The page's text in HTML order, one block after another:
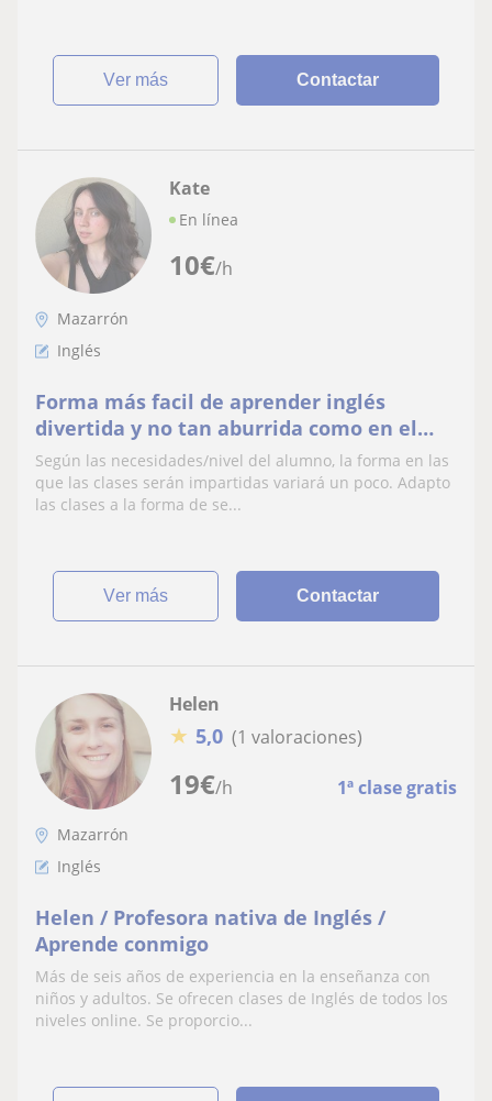
ver más Contactar
10€/h
Kate
En línea
Mazarrón
Inglés
Forma más facil de aprender inglés
divertida y no tan aburrida como en el
cole
Según las necesidades/nivel del alumno, la forma en las
que las clases serán impartidas variará un poco. Adapto
las clases a la forma de se...
ver más Contactar
19€/h 1ª clase gratis
Helen
★ 5,0 (1 valoraciones)
Mazarrón
Inglés
Helen / Profesora nativa de Inglés /
Aprende conmigo
Más de seis años de experiencia en la enseñanza con
niños y adultos. Se ofrecen clases de Inglés de todos los
niveles online. Se proporcio...